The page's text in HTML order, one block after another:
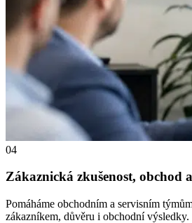
04
Zákaznická zkušenost, obchod
Pomáháme obchodním a servisním
zákazníkem, důvěru i obchodní výsledky.